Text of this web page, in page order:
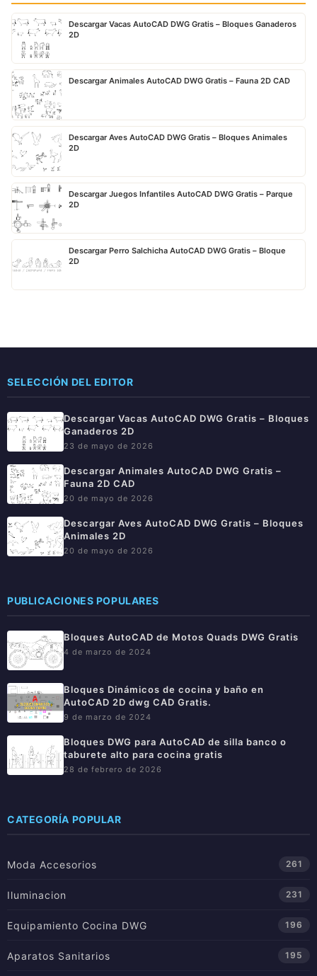
Descargar Vacas AutoCAD DWG Gratis – Bloques Ganaderos
2D
Descargar Animales AutoCAD DWG Gratis – Fauna 2D CAD
Descargar Aves AutoCAD DWG Gratis – Bloques Animales
2D
Descargar Juegos Infantiles AutoCAD DWG Gratis – Parque
2D
Descargar Perro Salchicha AutoCAD DWG Gratis – Bloque
2D
SELECCIÓN DEL EDITOR
Descargar Vacas AutoCAD DWG Gratis – Bloques
Ganaderos 2D
23 de mayo de 2026
Descargar Animales AutoCAD DWG Gratis –
Fauna 2D CAD
20 de mayo de 2026
Descargar Aves AutoCAD DWG Gratis – Bloques
Animales 2D
20 de mayo de 2026
PUBLICACIONES POPULARES
Bloques AutoCAD de Motos Quads DWG Gratis
4 de marzo de 2024
Bloques Dinámicos de cocina y baño en
AutoCAD 2D dwg CAD Gratis.
9 de marzo de 2024
Bloques DWG para AutoCAD de silla banco o
taburete alto para cocina gratis
28 de febrero de 2026
CATEGORÍA POPULAR
Moda Accesorios 261
Iluminacion 231
Equipamiento Cocina DWG 196
Aparatos Sanitarios 195